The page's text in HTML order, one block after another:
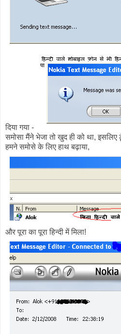
दिया गया -
समोसा मैंने भेजा तो खुद ही को था,
हमने समोसे के लिए हाथ बढ़ाया,
और पूरा का पूरा हिन्दी में मिला!